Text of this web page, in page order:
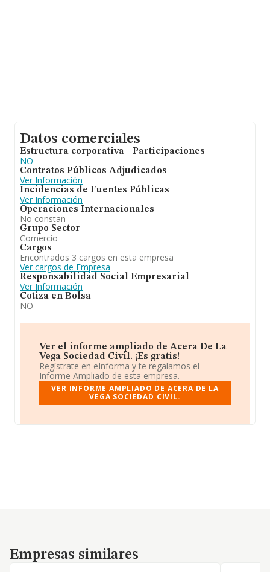
Datos comerciales
Estructura corporativa - Participaciones
NO
Contratos Públicos Adjudicados
Ver Información
Incidencias de Fuentes Públicas
Ver Información
Operaciones Internacionales
No constan
Grupo Sector
Comercio
Cargos
Encontrados 3 cargos en esta empresa
Ver cargos de Empresa
Responsabilidad Social Empresarial
Ver Información
Cotiza en Bolsa
NO
Ver el informe ampliado de Acera De La
Vega Sociedad Civil. ¡Es gratis!
Regístrate en eInforma y te regalamos el
Informe Ampliado de esta empresa.
VER INFORME AMPLIADO DE ACERA DE LA
VEGA SOCIEDAD CIVIL.
Empresas similares
Empresas similares